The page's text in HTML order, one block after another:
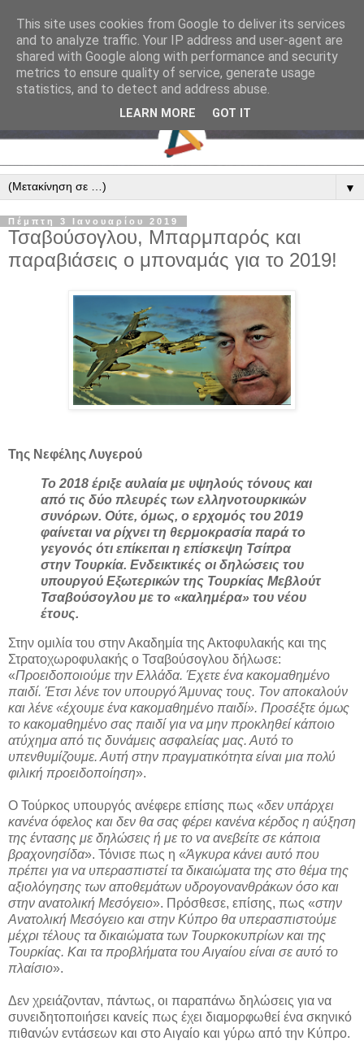
▼
Πέμπτη 3 Ιανουαρίου 2019
Τσαβούσογλου, Μπαρμπαρός και
παραβιάσεις ο μποναμάς για το 2019!
Της Νεφέλης Λυγερού
Το 2018 έριξε αυλαία με υψηλούς τόνους και
από τις δύο πλευρές των ελληνοτουρκικών
συνόρων. Ούτε, όμως, ο ερχομός του 2019
φαίνεται να ρίχνει τη θερμοκρασία παρά το
γεγονός ότι επίκειται η επίσκεψη Τσίπρα
στην Τουρκία. Ενδεικτικές οι δηλώσεις του
υπουργού Εξωτερικών της Τουρκίας Μεβλούτ
Τσαβούσογλου με το «καλημέρα» του νέου
έτους.
Στην ομιλία του στην Ακαδημία της Ακτοφυλακής και της
Στρατοχωροφυλακής ο Τσαβούσογλου δήλωσε:
«Προειδοποιούμε την Ελλάδα. Έχετε ένα κακομαθημένο
παιδί. Έτσι λένε τον υπουργό Άμυνας τους. Τον αποκαλούν
και λένε «έχουμε ένα κακομαθημένο παιδί». Προσέξτε όμως
το κακομαθημένο σας παιδί για να μην προκληθεί κάποιο
ατύχημα από τις δυνάμεις ασφαλείας μας. Αυτό το
υπενθυμίζουμε. Αυτή στην πραγματικότητα είναι μια πολύ
φιλική προειδοποίηση».
Ο Τούρκος υπουργός ανέφερε επίσης πως «δεν υπάρχει
κανένα όφελος και δεν θα σας φέρει κανένα κέρδος η αύξηση
της έντασης με δηλώσεις ή με το να ανεβείτε σε κάποια
βραχονησίδα». Τόνισε πως η «Άγκυρα κάνει αυτό που
πρέπει για να υπερασπιστεί τα δικαιώματα της στο θέμα της
αξιολόγησης των αποθεμάτων υδρογονανθράκων όσο και
στην ανατολική Μεσόγειο». Πρόσθεσε, επίσης, πως «στην
Ανατολική Μεσόγειο και στην Κύπρο θα υπερασπιστούμε
μέχρι τέλους τα δικαιώματα των Τουρκοκυπρίων και της
Τουρκίας. Και τα προβλήματα του Αιγαίου είναι σε αυτό το
πλαίσιο».
Δεν χρειάζονταν, πάντως, οι παραπάνω δηλώσεις για να
συνειδητοποιήσει κανείς πως έχει διαμορφωθεί ένα σκηνικό
πιθανών εντάσεων και στο Αιγαίο και γύρω από την Κύπρο.
This site uses cookies from Google to deliver its services
and to analyze traffic. Your IP address and user-agent are
shared with Google along with performance and security
metrics to ensure quality of service, generate usage
statistics, and to detect and address abuse.
LEARN MORE GOT IT